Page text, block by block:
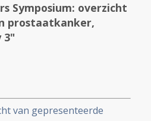
Symposium: overzicht
prostaatkanker,
3"
van gepresenteerde